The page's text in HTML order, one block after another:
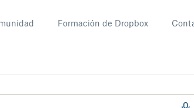
Formación de Dropbox